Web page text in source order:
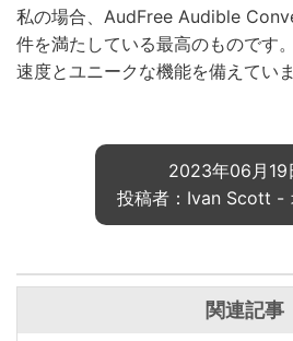
私の場合、AudFree Audible
件を満たしている最高のものです
速度とユニークな機能を備えていま
2023年06月19
投稿者：Ivan Scott -
関連記事